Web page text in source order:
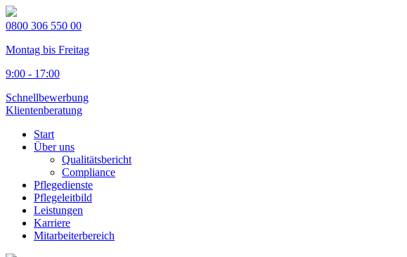
0800 306 550 00
Montag bis Freitag
9:00 - 17:00
Schnellbewerbung
Klientenberatung
Start
Über uns
Qualitätsbericht
Compliance
Pflegedienste
Pflegeleitbild
Leistungen
Karriere
Mitarbeiterbereich